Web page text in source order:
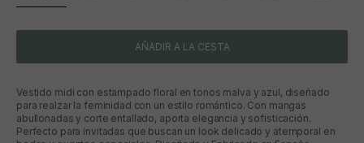
AÑADIR A LA CESTA
Vestido midi con estampado floral en tonos malva y azul, diseñado
para realzar la feminidad con un estilo romántico. Con mangas
abullonadas y corte entallado, aporta elegancia y sofisticación.
Perfecto para invitadas que buscan un look delicado y atemporal en